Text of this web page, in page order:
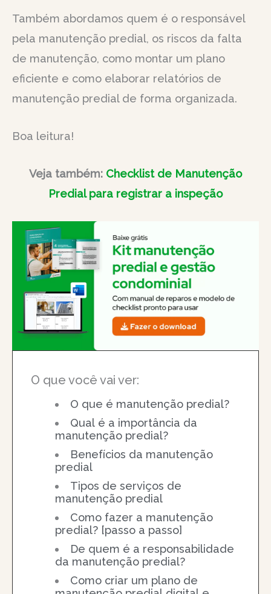
Também abordamos quem é o responsável
pela manutenção predial, os riscos da falta
de manutenção, como montar um plano
eficiente e como elaborar relatórios de
manutenção predial de forma organizada.
Boa leitura!
Veja também: Checklist de Manutenção
Predial para registrar a inspeção
O que você vai ver:
O que é manutenção predial?
Qual é a importância da
manutenção predial?
Benefícios da manutenção
predial
Tipos de serviços de
manutenção predial
Como fazer a manutenção
predial? [passo a passo]
De quem é a responsabilidade
da manutenção predial?
Como criar um plano de